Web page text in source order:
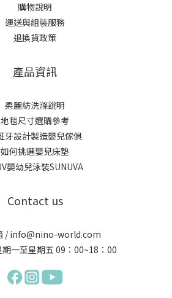
購物說明
運送與組裝服務
退換貨政策
產品資訊
柔麗紡洗滌說明
地毯尺寸選購參考
牙設計製造嬰兒傢俱
如何挑選嬰兒床墊
嬰幼兒泳裝SUNUVA
Contact us
/ info@nino-world.com
期一至星期五 09：00~18：00